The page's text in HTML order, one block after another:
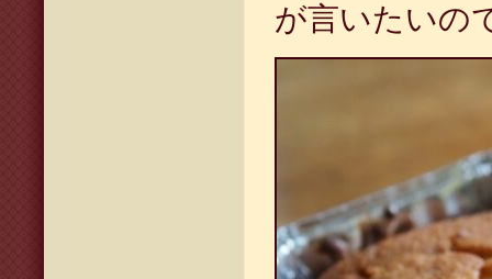
が言いたいの